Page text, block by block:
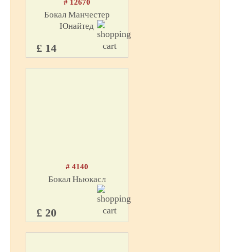
# 12670
Бокал Манчестер
Юнайтед
£ 14
# 4140
Бокал Ньюкасл
£ 20